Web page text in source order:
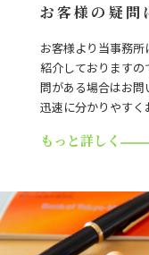
お客様の疑問
お客様より当事務
紹介しております
問がある場合はお問
迅速に分かりやすく
もっと詳しく